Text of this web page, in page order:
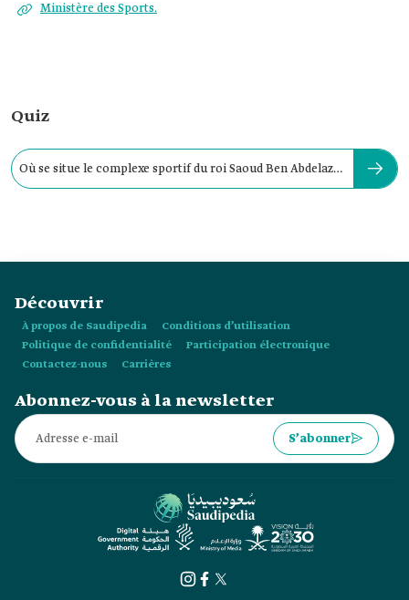
Ministère des Sports.
Quiz
Où se situe le complexe sportif du roi Saoud Ben Abdelaziz
Découvrir
À propos de Saudipedia
Conditions d’utilisation
Politique de confidentialité
Participation électronique
Contactez-nous
Carrières
Abonnez-vous à la newsletter
S’abonner